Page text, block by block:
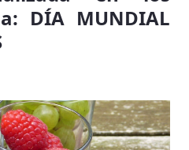
DÍA MUNDIAL